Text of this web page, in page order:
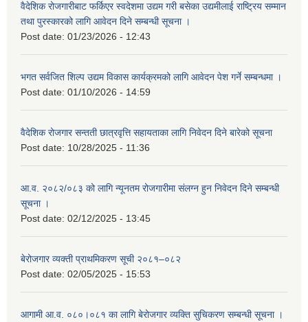
वैदेशिक रोजगारीबाट फर्किएर स्वदेशमा उद्यम गरी बसेका उद्यमीलाई राष्ट्रिय सम्मान
तथा पुरस्कारको लागि आवेदन दिने सम्बन्धी सूचना ।
Post date: 01/23/2026 - 12:43
भगत सर्वजित शिल्प उद्यम विकास कार्यक्रमको लागि आवेदन पेश गर्ने सम्बन्धमा ।
Post date: 01/10/2026 - 14:59
वैदेशिक रोजगार सन्तती छात्रवृत्ति सहायताका लागि निवेदन दिने बारेको सूचना
Post date: 10/28/2025 - 11:36
आ.व. २०८२/०८३ को लागि न्यूनतम रोजगारीमा संलग्न हुन निवेदन दिने सम्बन्धी
सूचना ।
Post date: 02/12/2025 - 13:45
बेरोजगार व्यक्ती प्राथमिकरण सूची २०८१–०८२
Post date: 02/05/2025 - 15:53
आगामी आ.व. ०८०।०८१ का लागि बेरोजगार व्यक्ति सुचिकरण सम्बन्धी सूचना ।